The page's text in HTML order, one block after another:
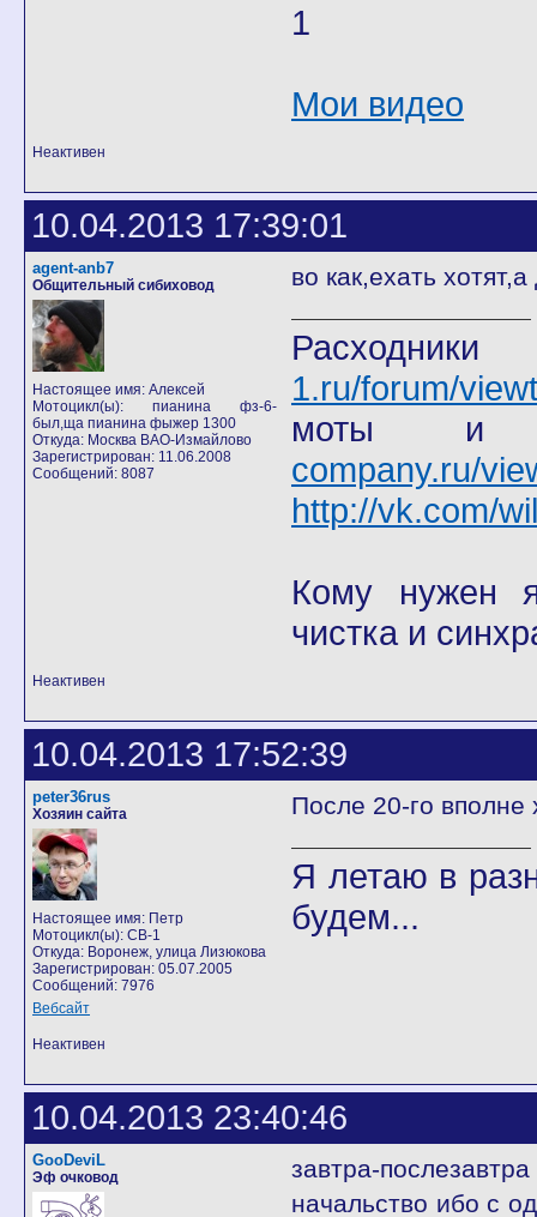
1
Мои видео
Неактивен
10.04.2013 17:39:01
agent-anb7
Общительный сибиховод
Настоящее имя: Алексей
Мотоцикл(ы): пианина фз-6-
был,ща пианина фыжер 1300
Откуда: Москва ВАО-Измайлово
Зарегистрирован: 11.06.2008
Сообщений: 8087
во как,ехать
1.ru/forum/
company.ru/
http://vk.com/
Кому нужен
чистка и
Неактивен
10.04.2013 17:52:39
peter36rus
Хозяин сайта
Настоящее имя: Петр
Мотоцикл(ы): CB-1
Откуда: Воронеж, улица Лизюкова
Зарегистрирован: 05.07.2005
Сообщений: 7976
Вебсайт
После 20-го
Я летаю в
будем...
Неактивен
10.04.2013 23:40:46
GooDeviL
Эф очковод
завтра-
начальство ибо с